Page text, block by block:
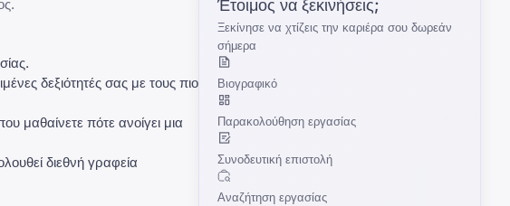
δεξιότητές σας με τους πιο
μαθαίνετε πότε ανοίγει μια
διεθνή γραφεία
Έτοιμος να ξεκινήσεις;
Ξεκίνησε να χτίζεις την καριέρα σου δωρεάν
σήμερα
Βιογραφικό
Παρακολούθηση εργασίας
Συνοδευτική επιστολή
Αναζήτηση εργασίας